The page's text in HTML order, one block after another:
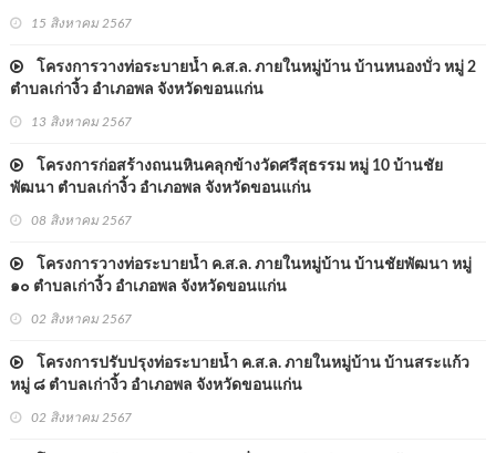
15 สิงหาคม 2567
โครงการวางท่อระบายน้ำ ค.ส.ล. ภายในหมู่บ้าน บ้านหนองบั่ว หมู่ 2
ตำบลเก่างิ้ว อำเภอพล จังหวัดขอนแก่น
13 สิงหาคม 2567
โครงการก่อสร้างถนนหินคลุกข้างวัดศรีสุธรรม หมู่ 10 บ้านชัย
พัฒนา ตำบลเก่างิ้ว อำเภอพล จังหวัดขอนแก่น
08 สิงหาคม 2567
โครงการวางท่อระบายน้ำ ค.ส.ล. ภายในหมู่บ้าน บ้านชัยพัฒนา หมู่
๑๐ ตำบลเก่างิ้ว อำเภอพล จังหวัดขอนแก่น
02 สิงหาคม 2567
โครงการปรับปรุงท่อระบายน้ำ ค.ส.ล. ภายในหมู่บ้าน บ้านสระแก้ว
หมู่ ๘ ตำบลเก่างิ้ว อำเภอพล จังหวัดขอนแก่น
02 สิงหาคม 2567